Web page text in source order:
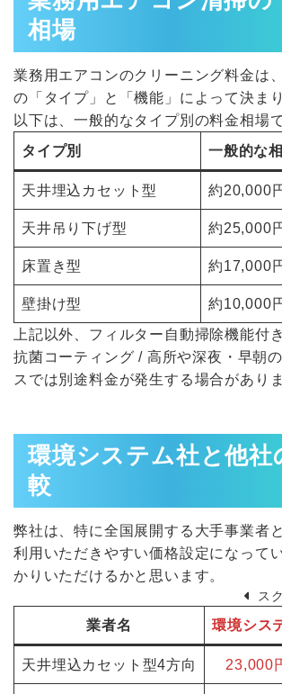
相場
業務用エアコンのクリーニング料金は
の「タイプ」と「機能」によって決まり
以下は、一般的なタイプ別の料金相場で
タイプ別
一般的な
天井埋込カセット型 約20,000
天井吊り下げ型 約25,000
床置き型 約17,000
壁掛け型
約10,000
上記以外、フィルター自動掃除機能付
抗菌コーティング / 高所や深夜・早朝
スでは別途料金が発生する場合がありま
環境システム社と他社
較
弊社は、特に全国展開する大手事業者
利用いただきやすい価格設定になって
かりいただけるかと思います。
ス
業者名 環境シス
天井埋込カセット型4方向 23,000